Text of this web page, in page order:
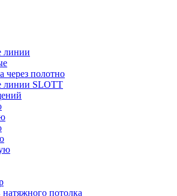
линии
через полотно
линии SLOTT
натяжного потолка